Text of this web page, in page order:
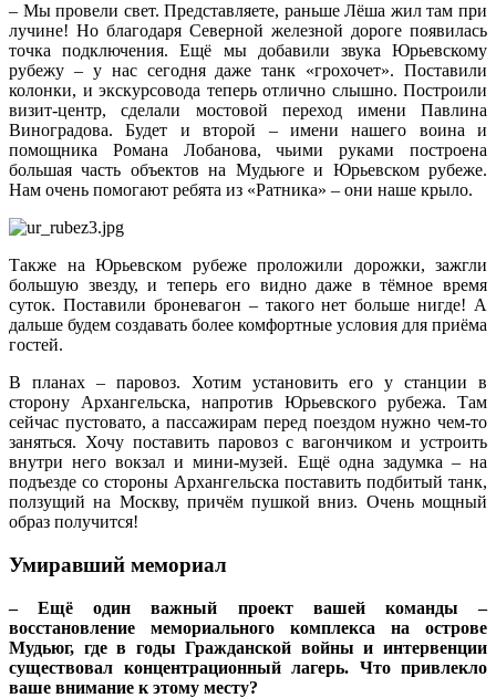
– Мы провели свет. Представляете, раньше Лёша жил там при
лучине! Но благодаря Северной железной дороге появилась
точка подключения. Ещё мы добавили звука Юрьевскому
рубежу – у нас сегодня даже танк «грохочет». Поставили
колонки, и экскурсовода теперь отлично слышно. Построили
визит-центр, сделали мостовой переход имени Павлина
Виноградова. Будет и второй – имени нашего воина и
помощника Романа Лобанова, чьими руками построена
большая часть объектов на Мудьюге и Юрьевском рубеже.
Нам очень помогают ребята из «Ратника» – они наше крыло.
Также на Юрьевском рубеже проложили дорожки, зажгли
большую звезду, и теперь его видно даже в тёмное время
суток. Поставили броневагон – такого нет больше нигде! А
дальше будем создавать более комфортные условия для приёма
гостей.
В планах – паровоз. Хотим установить его у станции в
сторону Архангельска, напротив Юрьевского рубежа. Там
сейчас пустовато, а пассажирам перед поездом нужно чем‑то
заняться. Хочу поставить паровоз с вагончиком и устроить
внутри него вокзал и мини-музей. Ещё одна задумка – на
подъезде со стороны Архангельска поставить подбитый танк,
ползущий на Москву, причём пушкой вниз. Очень мощный
образ получится!
Умиравший мемориал
– Ещё один важный проект вашей команды –
восстановление мемориального комплекса на острове
Мудьюг, где в годы Гражданской войны и интервенции
существовал концентрационный лагерь. Что привлекло
ваше внимание к этому месту?